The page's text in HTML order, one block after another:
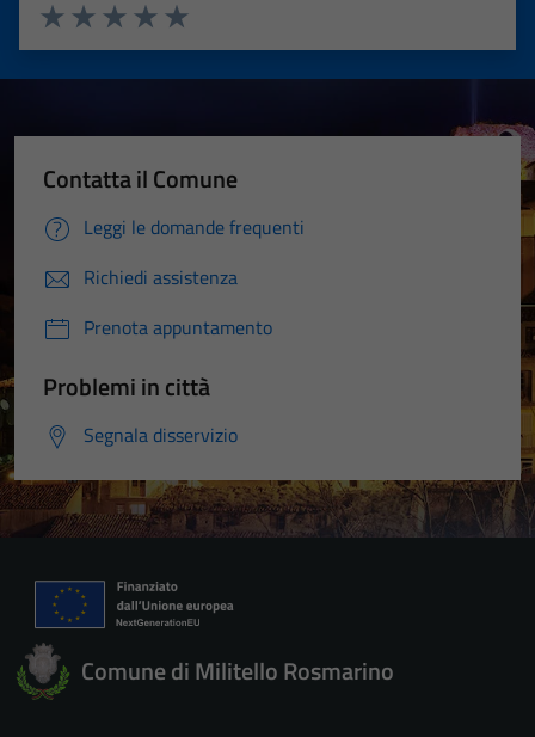
Valuta 5 stelle su 5
Valuta 4 stelle su 5
Valuta 3 stelle su 5
Valuta 2 stelle su 5
Valuta 1 stelle su 5
Contatta il Comune
Leggi le domande frequenti
Richiedi assistenza
Prenota appuntamento
Problemi in città
Segnala disservizio
Comune di Militello Rosmarino